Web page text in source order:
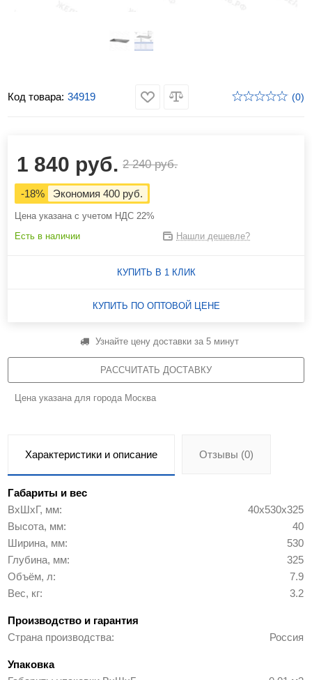
Код товара: 34919 (0)
1 840 руб. 2 240 руб.
-18% Экономия 400 руб.
Цена указана с учетом НДС 22%
Есть в наличии
Нашли дешевле?
КУПИТЬ В 1 КЛИК
КУПИТЬ ПО ОПТОВОЙ ЦЕНЕ
Узнайте цену доставки за 5 минут
РАССЧИТАТЬ ДОСТАВКУ
Цена указана для города Москва
Характеристики и описание Отзывы (0)
Габариты и вес
ВхШхГ, мм
40х530х325
Высота, мм
40
Ширина, мм
530
Глубина, мм
325
Объём, л
7.9
Вес, кг
3.2
Производство и гарантия
Страна производства
Россия
Упаковка